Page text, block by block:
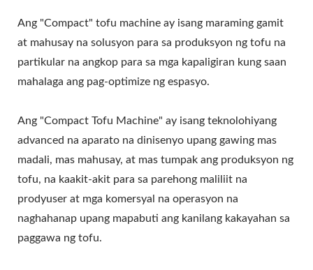
MACHINE, TOFU
MACHINERY,
KAGAMITAN AT MAKINA
NG TOFU, TOFU MAKER,
MAKINA NG TOFU
MAKER, PAGGAWA NG
TOFU, KAGAMITAN SA
PAGGAWA NG TOFU,
Ang "Compact" tofu machine ay isang maraming gamit
at mahusay na solusyon para sa produksyon ng tofu na
partikular na angkop para sa mga kapaligiran kung saan
mahalaga ang pag-optimize ng espasyo.
Ang "Compact Tofu Machine" ay isang teknolohiyang
advanced na aparato na dinisenyo upang gawing mas
madali, mas mahusay, at mas tumpak ang produksyon ng
tofu, na kaakit-akit para sa parehong maliliit na
prodyuser at mga komersyal na operasyon na
naghahanap upang mapabuti ang kanilang kakayahan sa
paggawa ng tofu.